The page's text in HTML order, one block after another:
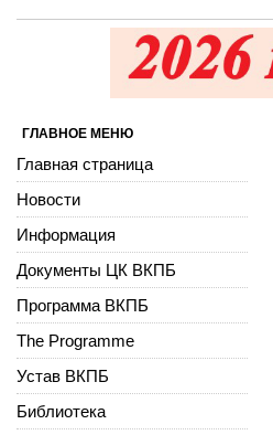
ГЛАВНОЕ МЕНЮ
Главная страница
Новости
Информация
Документы ЦК ВКПБ
Программа ВКПБ
The Programme
Устав ВКПБ
Библиотека